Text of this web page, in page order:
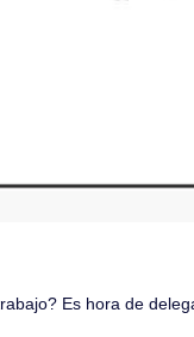
Es hora de